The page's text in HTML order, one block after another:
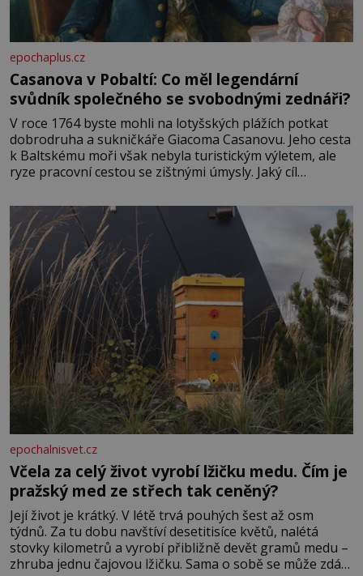
epochaplus.cz
Casanova v Pobaltí: Co měl legendární
svůdník společného se svobodnými zednáři?
V roce 1764 byste mohli na lotyšských plážích potkat
dobrodruha a sukničkáře Giacoma Casanovu. Jeho cesta
k Baltskému moři však nebyla turistickým výletem, ale
ryze pracovní cestou se zištnými úmysly. Jaký cíl
lotyšské Rigy? Casanova v Pobaltí kontaktoval tamní
zednářské lóže. Nebyl v této oblasti žádným nováčkem,
protože do zednářské
epochalnisvet.cz
Včela za celý život vyrobí lžičku medu. Čím je
pražský med ze střech tak ceněný?
Její život je krátký. V létě trvá pouhých šest až osm
týdnů. Za tu dobu navštíví desetitisíce květů, nalétá
stovky kilometrů a vyrobí přibližně devět gramů medu –
zhruba jednu čajovou lžičku. Sama o sobě se může zdát